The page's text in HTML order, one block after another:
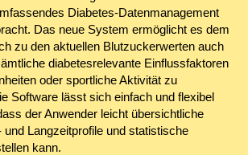
Diabetes-Datenmanagement
Das neue System ermöglicht es dem
zu den aktuellen Blutzuckerwerten auch
diabetesrelevante Einflussfaktoren
oder sportliche Aktivität zu
Software lässt sich einfach und flexibel
der Anwender leicht übersichtliche
und Langzeitprofile und statistische
kann.